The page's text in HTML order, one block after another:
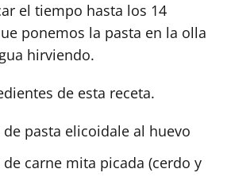
el tiempo hasta los 14
ponemos la pasta en la olla
hirviendo.
de esta receta.
pasta elicoidale al huevo
carne mita picada (cerdo y